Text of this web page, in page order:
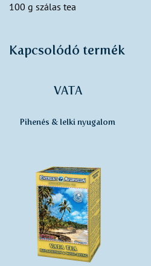
100 g szálas tea
Kapcsolódó termék
VATA
Pihenés & lelki nyugalom